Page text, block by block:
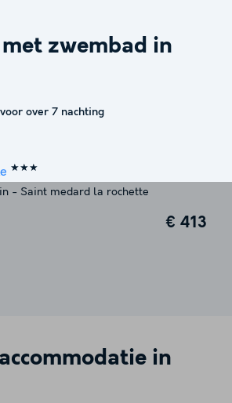
zwembad in
voor over 7 nachting
★★★
- Saint medard la rochette
€ 413
in